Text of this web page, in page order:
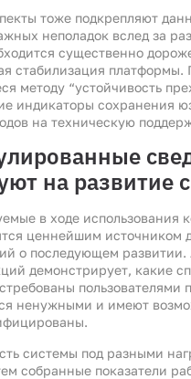
тоже подкрепляют
неполадок вслед за
существенно
стабилизация платформы.
методу “устойчивость
индикаторы сохранения
на техническую
на развитие
в ходе использования
ценнейшим источником
о последующем развитии.
демонстрирует, какие
пользователями
ненужными и имеют
системы под разными
собранные показатели